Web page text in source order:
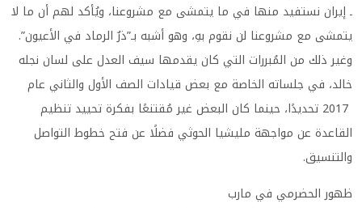
ـ إيران نستفيد منها في ما يتمشى مع مشروعنا، ويُأكد لهم أن ما لا
يتمشى مع مشروعنا لن نقوم بهِ، وهو أشبه بـ”ذرٌ الرماد في الأعيون”.
وغير ذلك من المُبررات التي كان يقدمها سيف العدل على لسان نجله
خالد، في جلساته الخاصة مع بعض قيادات الصف الأول والثاني عام
2017 تحديدًا، حينما كان البعض غير مُقتنعًا بفكرة تحييد تنظيم
القاعدة عن مواجهة مليشيا الحوثي فضلًا عن فتح خطوط التواصل
والتنسيق.
ظهور الحضرمي في مارب